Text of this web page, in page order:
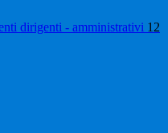
dirigenti - amministrativi 12